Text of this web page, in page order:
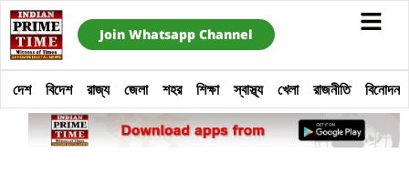
Join Whatsapp Channel
দেশ বিদেশ রাজ্য জেলা শহর শিক্ষা স্বাস্থ্য খেলা রাজনীতি বিনোদন